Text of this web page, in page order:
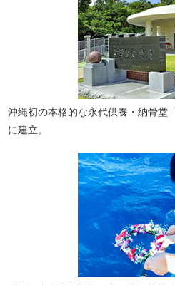
沖縄初の本格的な永代供養・納骨堂
に建立。